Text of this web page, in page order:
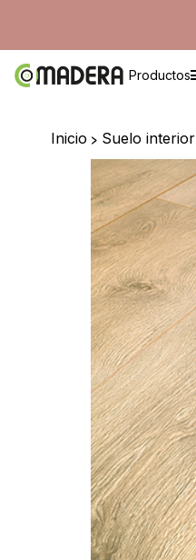
Productos
Inicio > Suelo interior